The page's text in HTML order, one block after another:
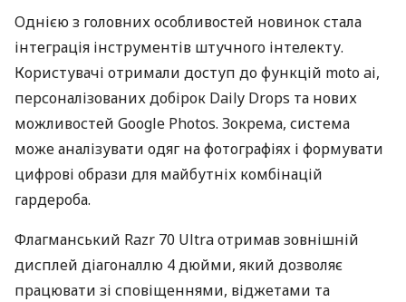
Однією з головних особливостей новинок стала
інтеграція інструментів штучного інтелекту.
Користувачі отримали доступ до функцій moto ai,
персоналізованих добірок Daily Drops та нових
можливостей Google Photos. Зокрема, система
може аналізувати одяг на фотографіях і формувати
цифрові образи для майбутніх комбінацій
гардероба.
Флагманський Razr 70 Ultra отримав зовнішній
дисплей діагоналлю 4 дюйми, який дозволяє
працювати зі сповіщеннями, віджетами та